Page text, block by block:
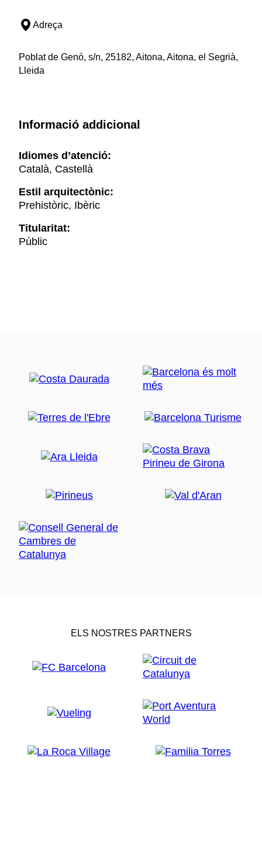
Adreça
Poblat de Genó, s/n, 25182, Aitona, Aitona, el Segrià,
Lleida
Informació addicional
Idiomes d’atenció:
Català, Castellà
Estil arquitectònic:
Prehistòric, Ibèric
Titularitat:
Públic
ELS NOSTRES PARTNERS